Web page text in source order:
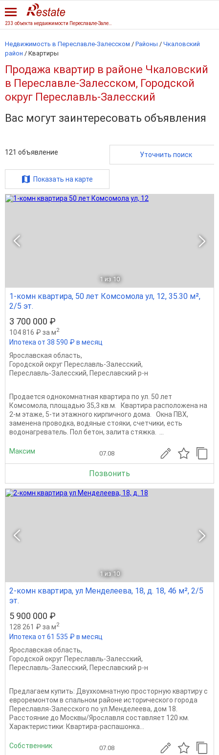
Недвижимость в Переславле-Залесском / Районы / Чкаловский
район / Квартиры
Продажа квартир в районе Чкаловский
в Переславле-Залесском, Городской
округ Переславль-Залесский
Вас могут заинтересовать объявления
121 объявление Уточнить поиск
Показать на карте
1 из 10
1-комн квартира, 50 лет Комсомола ул, 12, 35.30 м²,
2/5 эт.
3 700 000 ₽
104 816 ₽ за м2
Ипотека от 38 590 ₽ в месяц
Ярославская область,
Городской округ Переславль-Залесский,
Переславль-Залесский, Переславский р-н
Продается однокомнатная квартира по ул. 50 лет
Комсомола, площадью 35,3 кв.м. Квартира расположена на
2-м этаже, 5-ти этажного кирпичного дома. Окна ПВХ,
заменена проводка, водяные стояки, счетчики, есть
водонагреватель. Пол бетон, залита стяжка. ...
Максим 07.08
Позвонить
1 из 10
2-комн квартира, ул Менделеева, 18, д. 18, 46 м², 2/5
эт.
5 900 000 ₽
128 261 ₽ за м2
Ипотека от 61 535 ₽ в месяц
Ярославская область,
Городской округ Переславль-Залесский,
Переславль-Залесский, Переславский р-н
Предлагаем купить: Двухкомнатную просторную квартиру с
евроремонтом в спальном районе исторического города
Переславля-Залесского по ул.Менделеева, дом 18.
Расстояние до Москвы/Ярославля составляет 120 км.
Характеристики: Квартира-распашонка...
Собственник 07.08